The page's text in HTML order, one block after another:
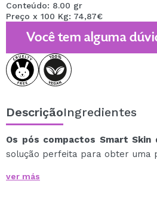
Conteúdo: 8.00 gr
Preço x 100 Kg: 74,87€
Você tem alguma
DescriçãoIngredientes
Os pós compactos Smart Skin
solução perfeita para obter uma
com um acabamento mate
mais quentes ou mais frios.
ver más